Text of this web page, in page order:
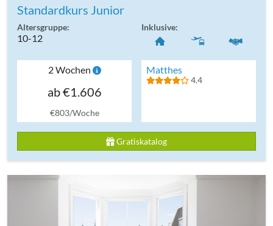
Standardkurs Junior
Altersgruppe:
10-12
Inklusive:
2 Wochen
ab €1.606
€803/Woche
Matthes
4.4
Gratiskatalog